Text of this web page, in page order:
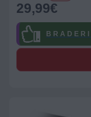
29,99€
B R A D E R I